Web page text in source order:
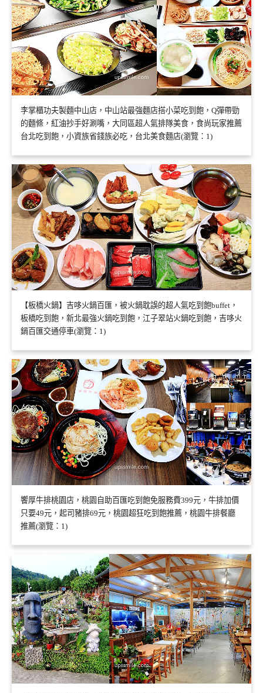
李掌櫃功夫製麵中山店，中山站最強麵店搭小菜吃到飽，Q彈帶勁
的麵條，紅油抄手好涮嘴，大同區超人氣排隊美食，食尚玩家推薦
台北吃到飽，小資族省錢族必吃，台北美食麵店(瀏覽：1)
【板橋火鍋】吉哆火鍋百匯，被火鍋耽誤的超人氣吃到飽buffet，
板橋吃到飽，新北最強火鍋吃到飽，江子翠站火鍋吃到飽，吉哆火
鍋百匯交通停車(瀏覽：1)
饗厚牛排桃園店，桃園自助百匯吃到飽免服務費399元，牛排加價
只要49元，起司豬排69元，桃園超狂吃到飽推薦，桃園牛排餐廳
推薦(瀏覽：1)